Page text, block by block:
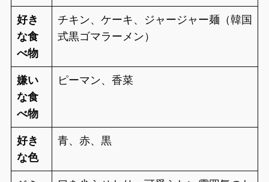
好き
な食
べ物
チキン、ケーキ、ジャージャー麺（韓国
式黒ゴマラーメン）
嫌い
な食
べ物
ピーマン、香菜
好き
な色
青、赤、黒